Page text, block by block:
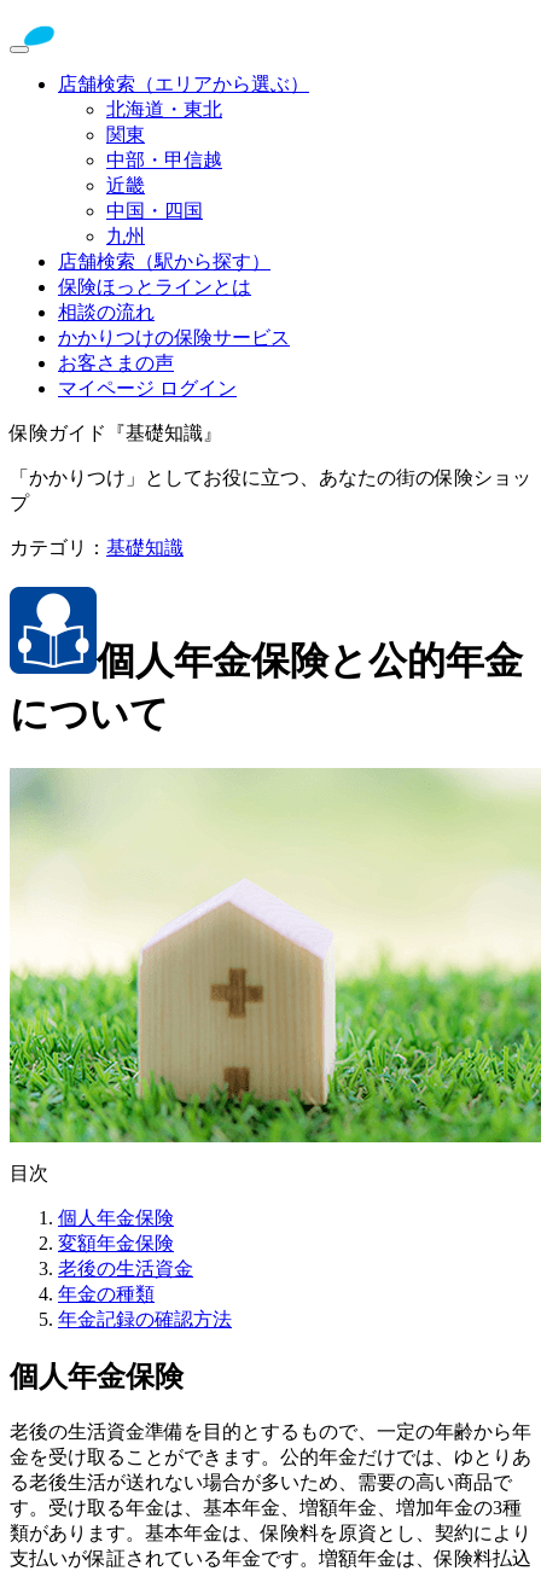
店舗検索（エリアから選ぶ）
北海道・東北
関東
中部・甲信越
近畿
中国・四国
九州
店舗検索（駅から探す）
保険ほっとラインとは
相談の流れ
かかりつけの保険サービス
お客さまの声
マイページ ログイン
保険ガイド『基礎知識』
「かかりつけ」としてお役に立つ、あなたの街の保険ショッ
プ
カテゴリ： 基礎知識
個人年金保険と公的年金
について
目次
個人年金保険
変額年金保険
老後の生活資金
年金の種類
年金記録の確認方法
個人年金保険
老後の生活資金準備を目的とするもので、一定の年齢から年
金を受け取ることができます。公的年金だけでは、ゆとりあ
る老後生活が送れない場合が多いため、需要の高い商品で
す。受け取る年金は、基本年金、増額年金、増加年金の3種
類があります。基本年金は、保険料を原資とし、契約により
支払いが保証されている年金です。増額年金は、保険料払込